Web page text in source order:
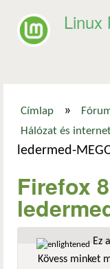
Linux
Címlap »
Hálózat és
ledermed-
Firefox
Ez
Kövess minket